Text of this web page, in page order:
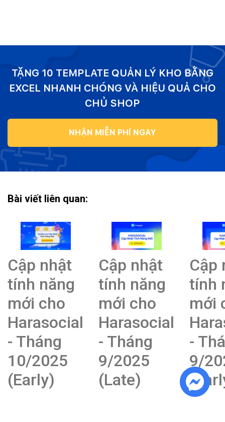
TẶNG 10 TEMPLATE QUẢN LÝ KHO BẰNG
EXCEL NHANH CHÓNG VÀ HIỆU QUẢ CHO
CHỦ SHOP
NHẬN MIỄN PHÍ NGAY
Bài viết liên quan:
Cập nhật
tính năng
mới cho
Harasocial
- Tháng
10/2025
(Early)
Cập nhật
tính năng
mới cho
Harasocial
- Tháng
9/2025
(Late)
Cập
tính
mới
-
9/